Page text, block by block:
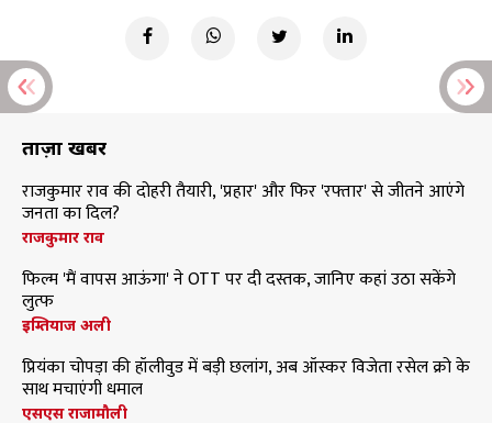
ताज़ा खबरें
राजकुमार राव की दोहरी तैयारी, 'प्रहार' और फिर 'रफ्तार' से जीतने आएंगे
जनता का दिल?
राजकुमार राव
फिल्म 'मैं वापस आऊंगा' ने OTT पर दी दस्तक, जानिए कहां उठा सकेंगे
लुत्फ
इम्तियाज अली
प्रियंका चोपड़ा की हॉलीवुड में बड़ी छलांग, अब ऑस्कर विजेता रसेल क्रो के
साथ मचाएंगी धमाल
एसएस राजामौली